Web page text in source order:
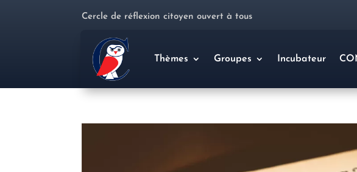
Cercle de réflexion citoyen ouvert à tous
Thèmes Groupes Incubateur